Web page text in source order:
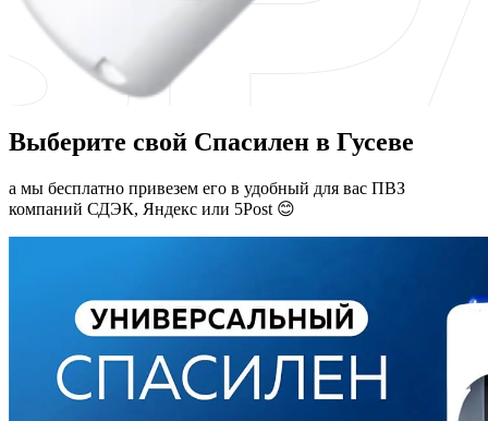
Выберите свой Спасилен в Гусеве
а мы бесплатно привезем его в удобный для вас ПВЗ
компаний СДЭК, Яндекс или 5Post 😊